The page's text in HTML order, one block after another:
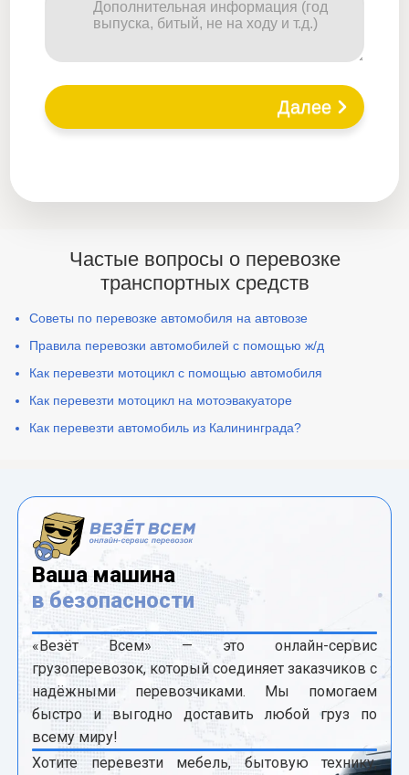
Далее
Частые вопросы о перевозке
транспортных средств
Советы по перевозке автомобиля на автовозе
Правила перевозки автомобилей с помощью ж/д
Как перевезти мотоцикл с помощью автомобиля
Как перевезти мотоцикл на мотоэвакуаторе
Как перевезти автомобиль из Калининграда?
Ваша машина
в безопасности
«Везёт Всем» — это онлайн-сервис
грузоперевозок, который соединяет заказчиков с
надёжными перевозчиками. Мы помогаем
быстро и выгодно доставить любой груз по
всему миру!
Хотите перевезти мебель, бытовую технику,